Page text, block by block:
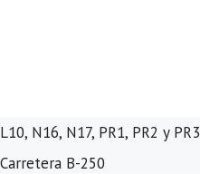
N16, N17, PR1, PR2 y PR3
B-250